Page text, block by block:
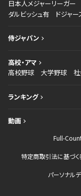
日本人メジャーリーガー
ダルビッシュ有
ドジャー
侍ジャパン
高校・アマ
高校野球
大学野球
ランキング
動画
Full-
特定商取引法に基づ
パーソナル